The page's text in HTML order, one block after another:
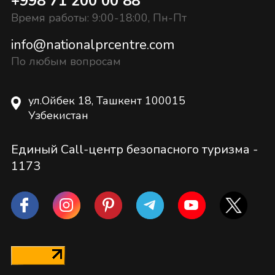
Время работы: 9:00-18:00, Пн-Пт
info@nationalprcentre.com
По любым вопросам
ул.Ойбек 18, Ташкент 100015
Узбекистан
Единый Call-центр безопасного туризма -
1173